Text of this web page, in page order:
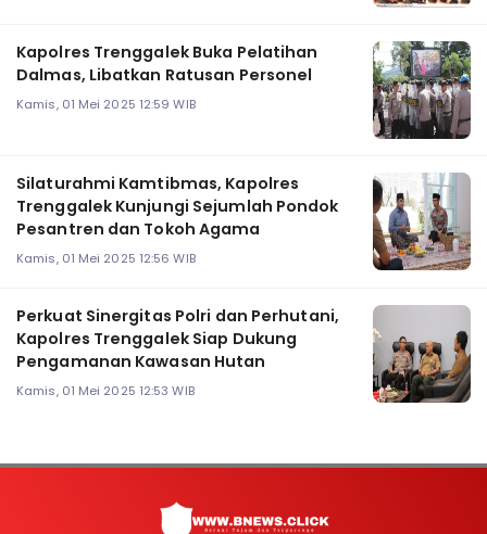
Kapolres Trenggalek Buka Pelatihan
Dalmas, Libatkan Ratusan Personel
Kamis, 01 Mei 2025 12:59 WIB
Silaturahmi Kamtibmas, Kapolres
Trenggalek Kunjungi Sejumlah Pondok
Pesantren dan Tokoh Agama
Kamis, 01 Mei 2025 12:56 WIB
Perkuat Sinergitas Polri dan Perhutani,
Kapolres Trenggalek Siap Dukung
Pengamanan Kawasan Hutan
Kamis, 01 Mei 2025 12:53 WIB